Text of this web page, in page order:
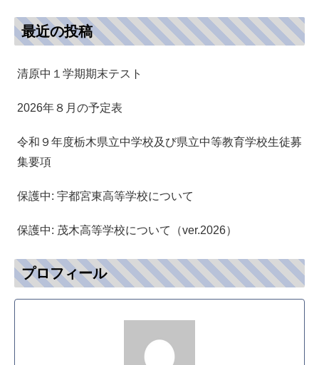
最近の投稿
清原中１学期期末テスト
2026年８月の予定表
令和９年度栃木県立中学校及び県立中等教育学校生徒募
集要項
保護中: 宇都宮東高等学校について
保護中: 茂木高等学校について（ver.2026）
プロフィール